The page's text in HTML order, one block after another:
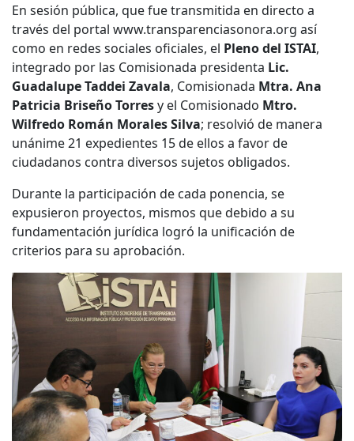
En sesión pública, que fue transmitida en directo a
través del portal www.transparenciasonora.org así
como en redes sociales oficiales, el Pleno del ISTAI,
integrado por las Comisionada presidenta Lic.
Guadalupe Taddei Zavala, Comisionada Mtra. Ana
Patricia Briseño Torresy el Comisionado Mtro.
Wilfredo Román Morales Silva; resolvió de manera
unánime 21 expedientes 15 de ellos a favor de
ciudadanos contra diversos sujetos obligados.
Durante la participación de cada ponencia, se
expusieron proyectos, mismos que debido a su
fundamentación jurídica logró la unificación de
criterios para su aprobación.